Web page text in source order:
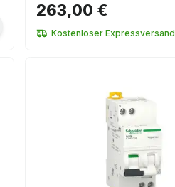
263,00 €
Kostenloser Expressversand